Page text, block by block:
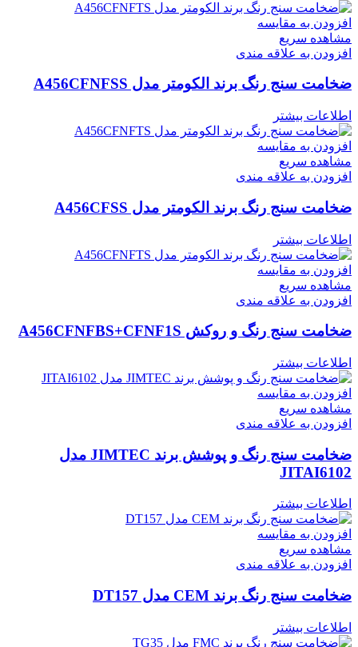
افزودن به مقایسه
مشاهده سریع
افزودن به علاقه مندی
ضخامت سنج رنگ برند الکومتر مدل A456CFNFSS
اطلاعات بیشتر
افزودن به مقایسه
مشاهده سریع
افزودن به علاقه مندی
ضخامت سنج رنگ برند الکومتر مدل A456CFSS
اطلاعات بیشتر
افزودن به مقایسه
مشاهده سریع
افزودن به علاقه مندی
ضخامت سنج رنگ و روکش A456CFNFBS+CFNF1S
اطلاعات بیشتر
افزودن به مقایسه
مشاهده سریع
افزودن به علاقه مندی
ضخامت سنج رنگ و پوشش برند JIMTEC مدل
JITAI6102
اطلاعات بیشتر
افزودن به مقایسه
مشاهده سریع
افزودن به علاقه مندی
ضخامت سنج رنگ برند CEM مدل DT157
اطلاعات بیشتر